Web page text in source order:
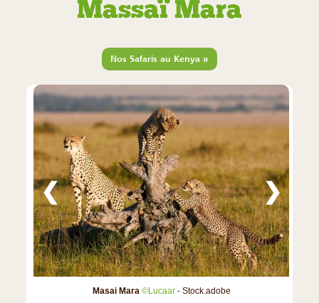
Massaï Mara
Nos Safaris au Kenya »
Masai Mara ©Lucaar- Stock.adobe
❮ ❯